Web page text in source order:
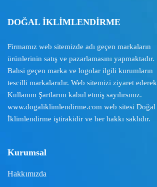
DOĞAL İKLİMLENDİRME
Firmamız web sitemizde adı geçen markaların
ürünlerinin satış ve pazarlamasını yapmaktadır.
Bahsi geçen marka ve logolar ilgili kurumların
tescilli markalarıdır. Web sitemizi ziyaret ederek
Kullanım Şartlarını kabul etmiş sayılırsınız.
www.dogaliklimlendirme.com web sitesi Doğal
İklimlendirme iştirakidir ve her hakkı saklıdır.
Kurumsal
Hakkımızda